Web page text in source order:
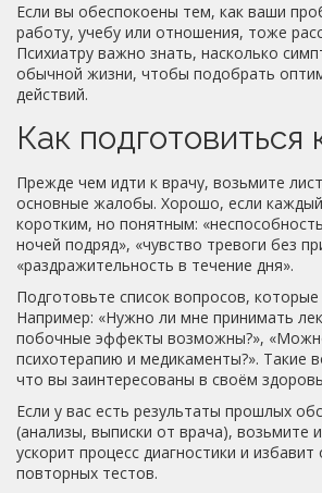
Если вы обеспокоены тем, как ваши
работу, учебу или отношения, тоже
Психиатру важно знать, насколько
обычной жизни, чтобы подобрать
действий.
Как подготовиться
Прежде чем идти к врачу, возьмите
основные жалобы. Хорошо, если каждый
коротким, но понятным:
ночей подряд», «чувство тревоги без
«раздражительность в течение дня».
Подготовьте список вопросов, которые
Например: «Нужно ли мне принимать
побочные эффекты возможны?»,
психотерапию и медикаменты?». Такие
что вы заинтересованы в своём
Если у вас есть результаты прошлых
(анализы, выписки от врача), возьмите
ускорит процесс диагностики и
повторных тестов.